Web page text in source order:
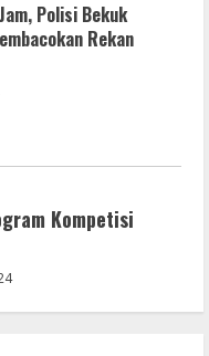
Eks Perwira
Jabat Kapolres Way
Ogan Di Lampung
Polisi Bekuk
Rekan
Kompetisi